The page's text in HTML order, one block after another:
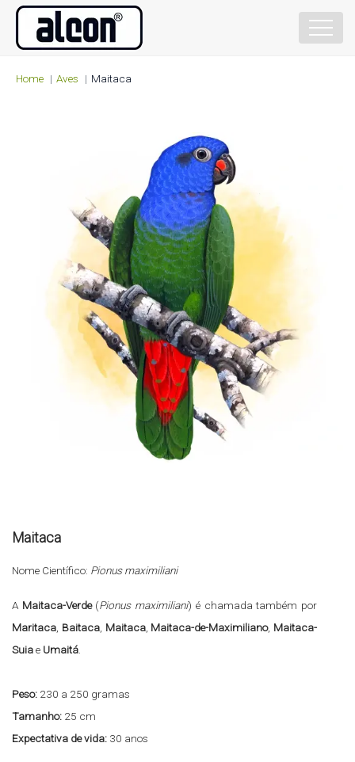
Home Aves Maitaca
Maitaca
Nome Científico: Pionus maximiliani
A Maitaca-Verde(Pionus maximiliani) é chamada também por
Maritaca Baitaca, Maitaca, Maitaca-de-Maximiliano, Maitaca-
Suiae Umaitá
Peso: 230 a 250 gramas
Tamanho: 25 cm
Expectativa de vida: 30 anos